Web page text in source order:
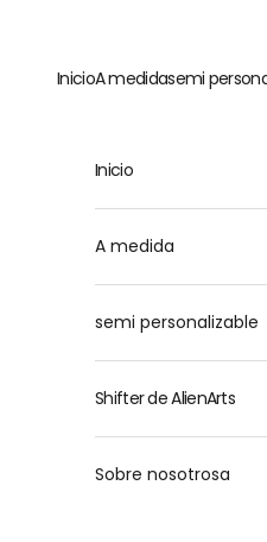
InicioA medidasemi
Inicio
A medida
semi personalizable
Shifter de AlienArts
Sobre nosotrosa